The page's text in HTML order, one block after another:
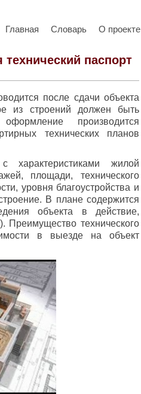
Главная Словарь О проекте
технический паспорт
после сдачи объекта
из строений должен быть
производится
технических планов
характеристиками жилой
площади, технического
уровня благоустройства и
В плане содержится
объекта в действие,
Преимущество технического
в выезде на объект